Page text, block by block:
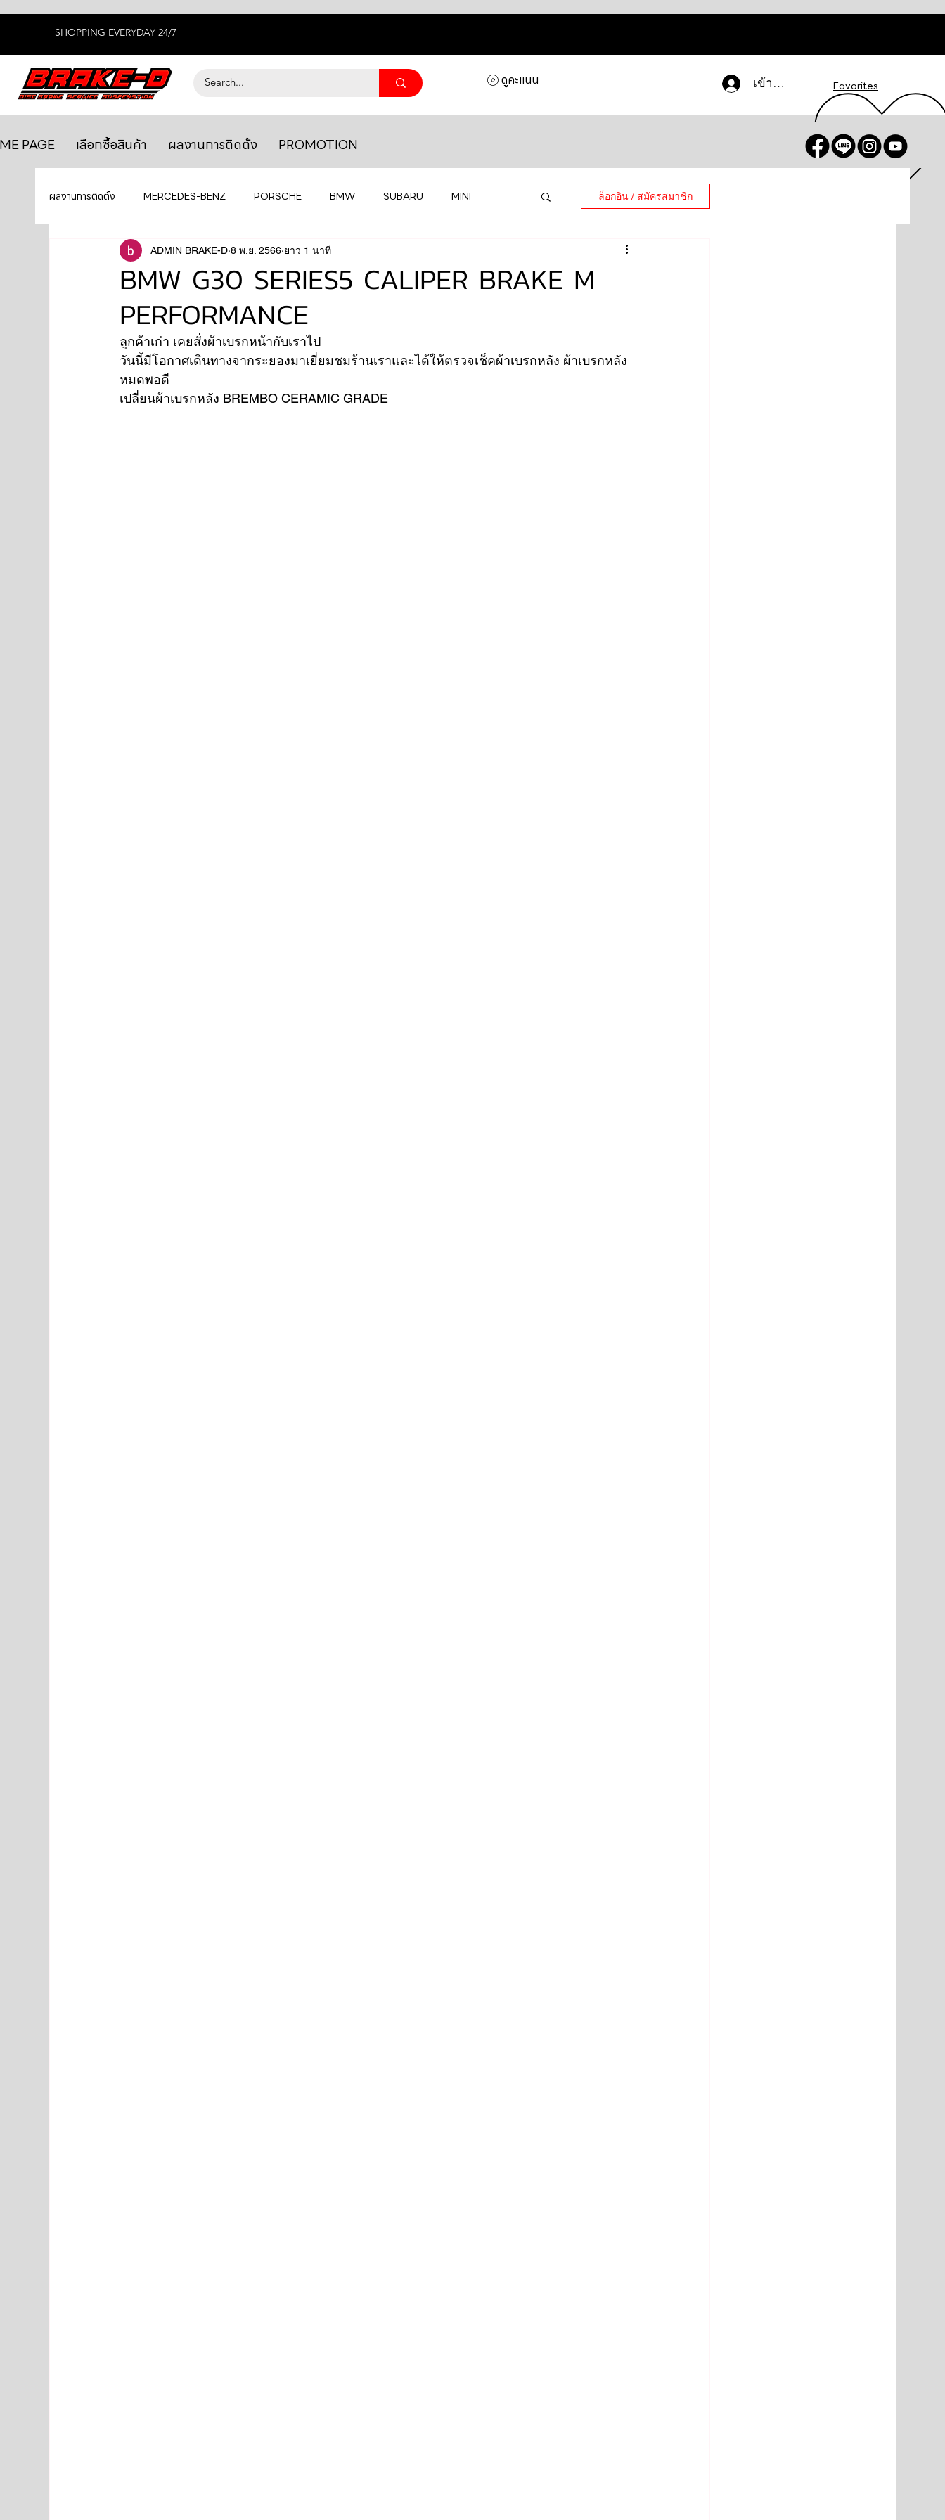
SHOPPING EVERYDAY 24/7
เข้าสู่ระบบ Favorites
ดูคะแนน
PAGE เลือกซื้อสินค้า ผลงานการติดตั้ง PROMOTION
ผลงานการติดตั้ง MERCEDES-BENZ PORSCHE BMW SUBARU MINI
BENTLEY LEXUS ยางรถยนต์ AUDI MASERATI
MAHLE MAZDA TOYOTA
FORD JAGUAR RANGE ROVER FERRARI VOLVO
ล็อกอิน / สมัครสมาชิก
BMW G30 SERIES5 CALIPER BRAKE M
PERFORMANCE
ADMIN BRAKE-D 8 พ.ย. 2566 ยาว 1 นาที
ลูกค้าเก่า เคยสั่งผ้าเบรกหน้ากับเราไป
วันนี้มีโอกาศเดินทางจากระยองมาเยี่ยมชมร้านเราและได้ให้ตรวจเช็คผ้าเบรกหลัง ผ้าเบรกหลัง
หมดพอดี
เปลี่ยนผ้าเบรกหลัง BREMBO CERAMIC GRADE